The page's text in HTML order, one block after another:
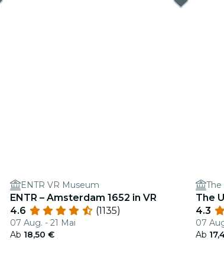
ENTR VR Museum
ENTR – Amsterdam 1652 in VR
4.6
(1135)
07 Aug. - 21 Mai
Ab 18,50 €
The
4.3
07
Ab